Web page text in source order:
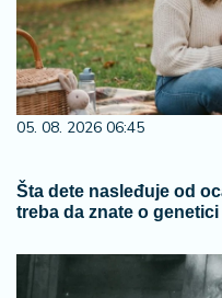
05. 08. 2026 06:45
Šta dete nasleđuje od
treba da znate o genetici